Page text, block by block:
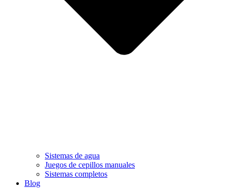
Sistemas de agua
Juegos de cepillos manuales
Sistemas completos
Blog